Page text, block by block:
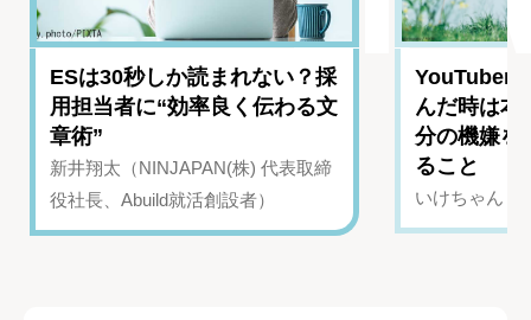
ESは30秒しか読まれない？採
用担当者に“効率良く伝わる文
章術”
新井翔太（NINJAPAN(株) 代表取締
役社長、Abuild就活創設者）
YouTuber
んだ時は
分の機嫌を
ること
いけちゃん（